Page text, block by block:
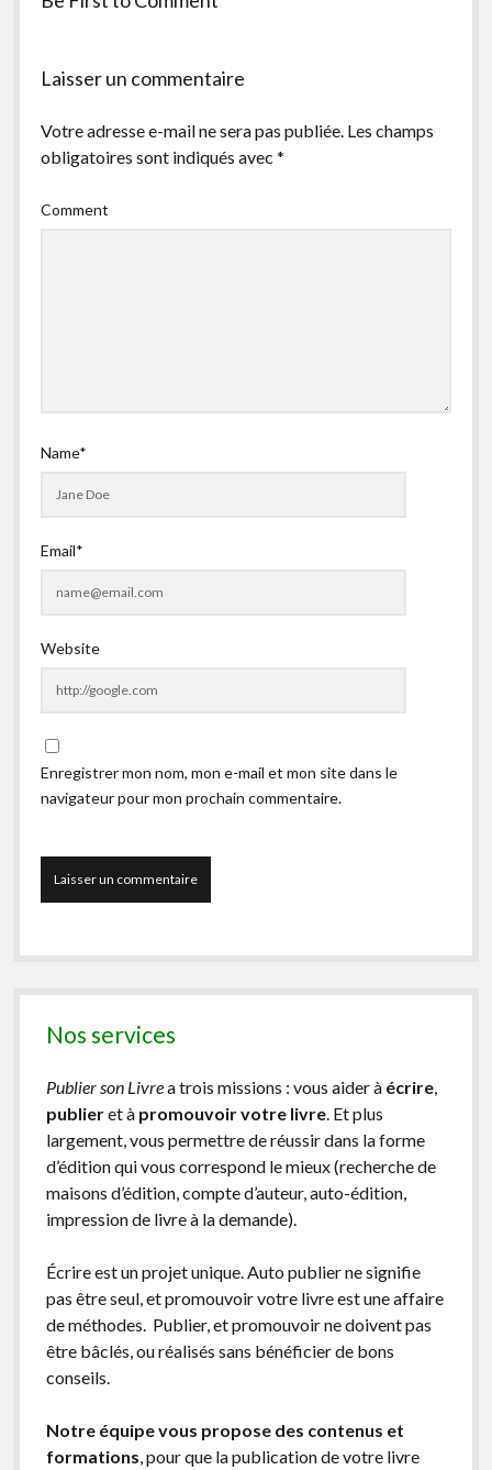
Laisser un commentaire
Votre adresse e-mail ne sera pas publiée. Les champs
obligatoires sont indiqués avec *
Comment
Name*
Email*
Website
Enregistrer mon nom, mon e-mail et mon site dans le
navigateur pour mon prochain commentaire.
Nos services
Publier son Livrea trois missions : vous aider à écrire,
publieret à promouvoir votre livre. Et plus
largement, vous permettre de réussir dans la forme
d’édition qui vous correspond le mieux (recherche de
maisons d’édition, compte d’auteur, auto-édition,
impression de livre à la demande).
Écrire est un projet unique. Auto publier ne signifie
pas être seul, et promouvoir votre livre est une affaire
de méthodes. Publier, et promouvoir ne doivent pas
être bâclés, ou réalisés sans bénéficier de bons
conseils.
Notre équipe vous propose des contenus et
formations, pour que la publication de votre livre